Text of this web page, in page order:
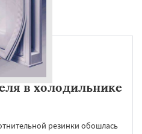
в холодильнике
резинки обошлась